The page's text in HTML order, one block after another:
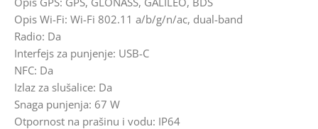
Opis Wi-Fi: Wi-Fi 802.11 a/b/g/n/ac, dual-band
Radio: Da
Interfejs za punjenje: USB-C
NFC: Da
Izlaz za slušalice: Da
Snaga punjenja: 67 W
Otpornost na prašinu i vodu: IP64